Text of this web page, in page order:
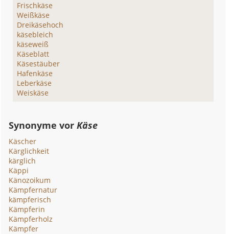
Frischkäse
Weißkäse
Dreikäsehoch
käsebleich
käseweiß
Käseblatt
Käsestäuber
Hafenkäse
Leberkäse
Weiskäse
Synonyme vorKäse
Käscher
Kärglichkeit
kärglich
Käppi
Känozoikum
Kämpfernatur
kämpferisch
Kämpferin
Kämpferholz
Kämpfer